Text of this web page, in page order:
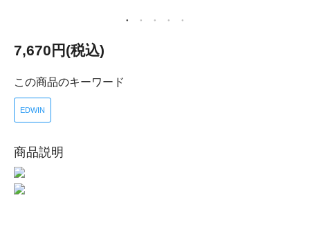
7,670円(税込)
この商品のキーワード
EDWIN
商品説明